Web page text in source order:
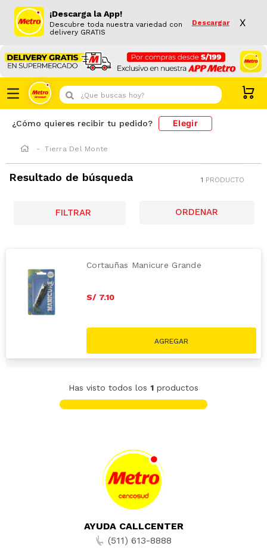
¡Descarga la App!
Descubre toda nuestra variedad con
delivery GRATIS
Descargar X
¿Que buscas hoy?
¿Cómo quieres recibir tu pedido? Elegir
Tierra Del Monte
Resultado de búsqueda 1 PRODUCTO
FILTRAR
Cortauñas Manicure Grande
S/ 7.10
Has visto todos los 1 productos
AYUDA CALLCENTER
(511) 613-8888